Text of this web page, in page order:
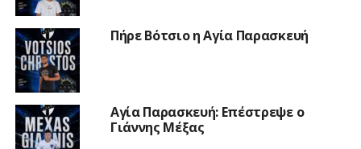
Πήρε Βότσιο η Αγία Παρασκευή
Αγία Παρασκευή: Επέστρεψε ο
Γιάννης Μέξας